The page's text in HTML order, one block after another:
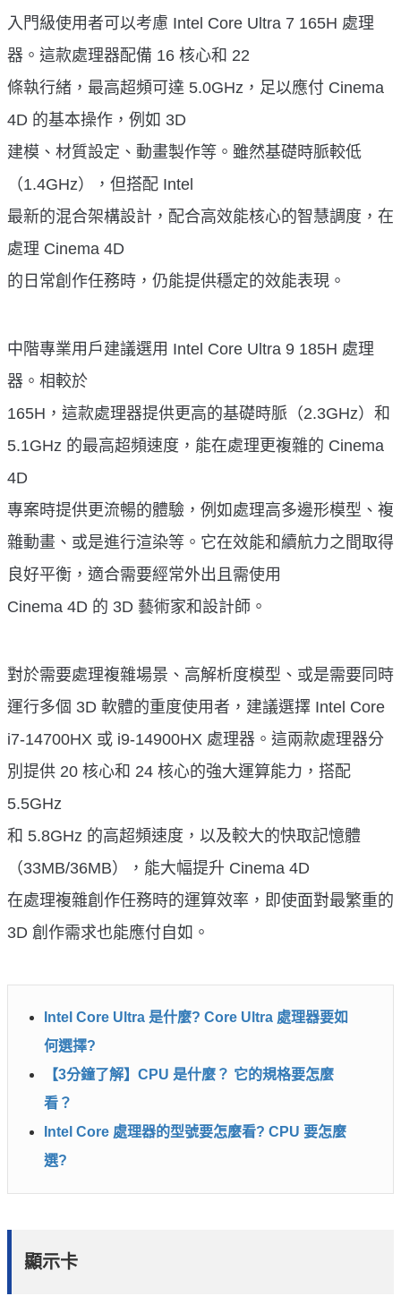
入門級使用者可以考慮 Intel Core Ultra 7 165H 處理
器。這款處理器配備 16 核心和 22
條執行緒，最高超頻可達 5.0GHz，足以應付 Cinema
4D 的基本操作，例如 3D
建模、材質設定、動畫製作等。雖然基礎時脈較低
（1.4GHz），但搭配 Intel
最新的混合架構設計，配合高效能核心的智慧調度，在
處理 Cinema 4D
的日常創作任務時，仍能提供穩定的效能表現。
中階專業用戶建議選用 Intel Core Ultra 9 185H 處理
器。相較於
165H，這款處理器提供更高的基礎時脈（2.3GHz）和
5.1GHz 的最高超頻速度，能在處理更複雜的 Cinema
4D
專案時提供更流暢的體驗，例如處理高多邊形模型、複
雜動畫、或是進行渲染等。它在效能和續航力之間取得
良好平衡，適合需要經常外出且需使用
Cinema 4D 的 3D 藝術家和設計師。
對於需要處理複雜場景、高解析度模型、或是需要同時
運行多個 3D 軟體的重度使用者，建議選擇 Intel Core
i7-14700HX 或 i9-14900HX 處理器。這兩款處理器分
別提供 20 核心和 24 核心的強大運算能力，搭配
5.5GHz
和 5.8GHz 的高超頻速度，以及較大的快取記憶體
（33MB/36MB），能大幅提升 Cinema 4D
在處理複雜創作任務時的運算效率，即使面對最繁重的
3D 創作需求也能應付自如。
Intel Core Ultra 是什麼? Core Ultra 處理器要如
何選擇?
【3分鐘了解】CPU 是什麼？ 它的規格要怎麼
看？
Intel Core 處理器的型號要怎麼看? CPU 要怎麼
選?
顯示卡